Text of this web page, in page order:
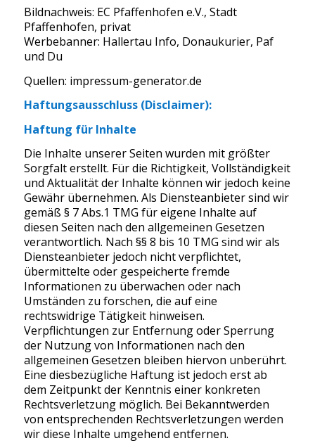
Bildnachweis: EC Pfaffenhofen e.V., Stadt
Pfaffenhofen, privat
Werbebanner: Hallertau Info, Donaukurier, Paf
und Du
Quellen: impressum-generator.de
Haftungsausschluss (Disclaimer):
Haftung für Inhalte
Die Inhalte unserer Seiten wurden mit größter
Sorgfalt erstellt. Für die Richtigkeit, Vollständigkeit
und Aktualität der Inhalte können wir jedoch keine
Gewähr übernehmen. Als Diensteanbieter sind wir
gemäß § 7 Abs.1 TMG für eigene Inhalte auf
diesen Seiten nach den allgemeinen Gesetzen
verantwortlich. Nach §§ 8 bis 10 TMG sind wir als
Diensteanbieter jedoch nicht verpflichtet,
übermittelte oder gespeicherte fremde
Informationen zu überwachen oder nach
Umständen zu forschen, die auf eine
rechtswidrige Tätigkeit hinweisen.
Verpflichtungen zur Entfernung oder Sperrung
der Nutzung von Informationen nach den
allgemeinen Gesetzen bleiben hiervon unberührt.
Eine diesbezügliche Haftung ist jedoch erst ab
dem Zeitpunkt der Kenntnis einer konkreten
Rechtsverletzung möglich. Bei Bekanntwerden
von entsprechenden Rechtsverletzungen werden
wir diese Inhalte umgehend entfernen.